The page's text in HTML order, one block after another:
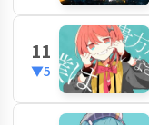
11
▼5